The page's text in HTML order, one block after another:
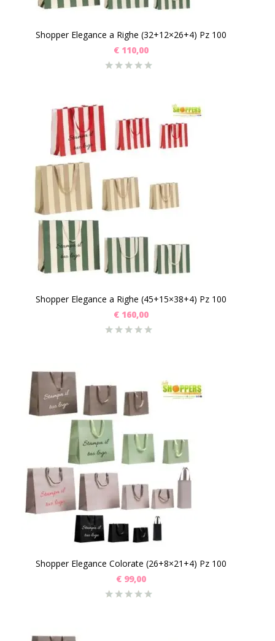
Shopper Elegance a Righe (32+12×26+4) Pz 100
€ 110,00
Shopper Elegance a Righe (45+15×38+4) Pz 100
€ 160,00
Shopper Elegance Colorate (26+8×21+4) Pz 100
€ 99,00